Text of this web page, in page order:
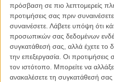
πρόσβαση σε πιο λεπτομερείς
προτιμήσεις σας πριν
συναινέσετε. Λάβετε υπόψη ότι
προσωπικών σας δεδομένων
συγκατάθεσή σας, αλλά έχετε το
την επεξεργασία. Οι
τον ιστότοπο. Μπορείτε να
ανακαλέσετε τη συγκατάθεσή
Οι μπελάδες έρχονται αυτή τη
από τη Μαλαισία, μια χώρα με
απαγορεύουν την ομοφυλοφιλία
στο σινεμά μονάχα στην
χαρακτήρες δείχνουν… μεταμέλεια
Διαβάστε ακόμη:«Η
διαφορετικά κινηματογραφικά